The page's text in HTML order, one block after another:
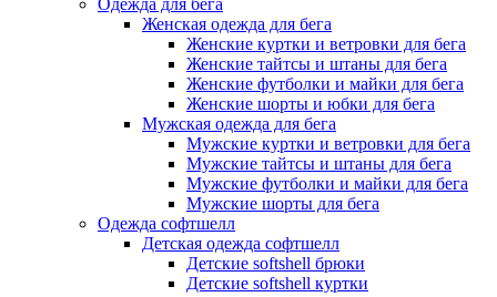
Одежда для бега
Женская одежда для бега
Женские куртки и ветровки для бега
Женские тайтсы и штаны для бега
Женские футболки и майки для бега
Женские шорты и юбки для бега
Мужская одежда для бега
Мужские куртки и ветровки для бега
Мужские тайтсы и штаны для бега
Мужские футболки и майки для бега
Мужские шорты для бега
Одежда софтшелл
Детская одежда софтшелл
Детские softshell брюки
Детские softshell куртки